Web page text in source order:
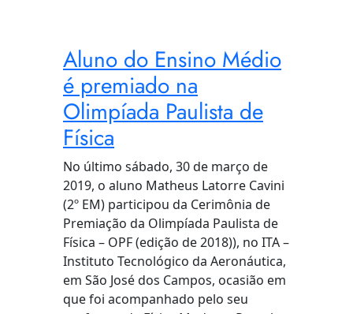
Aluno do Ensino Médio
é premiado na
Olimpíada Paulista de
Física
No último sábado, 30 de março de
2019, o aluno Matheus Latorre Cavini
(2º EM) participou da Cerimônia de
Premiação da Olimpíada Paulista de
Física – OPF (edição de 2018)), no ITA –
Instituto Tecnológico da Aeronáutica,
em São José dos Campos, ocasião em
que foi acompanhado pelo seu